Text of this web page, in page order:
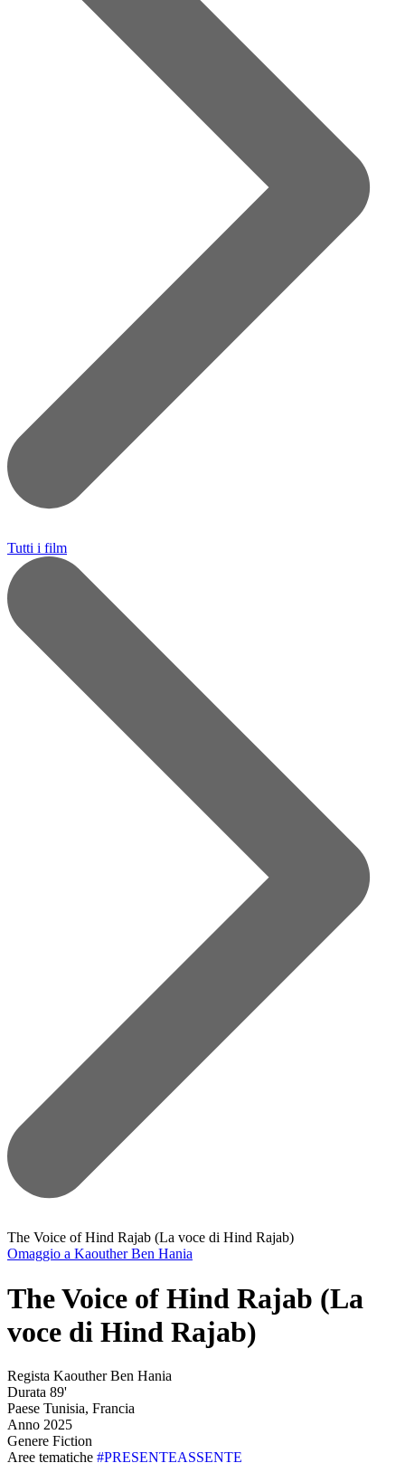
Tutti i film
The Voice of Hind Rajab (La voce di Hind Rajab)
Omaggio a Kaouther Ben Hania
The Voice of Hind Rajab (La
voce di Hind Rajab)
Regista Kaouther Ben Hania
Durata 89'
Paese Tunisia, Francia
Anno 2025
Genere Fiction
Aree tematiche #PRESENTEASSENTE